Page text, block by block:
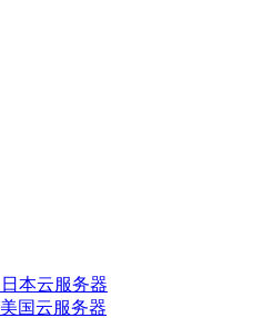
日本云服务器
美国云服务器